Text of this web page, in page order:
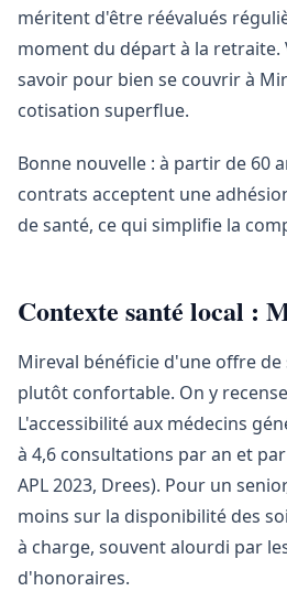
méritent d'être réévalués
moment du départ à la retraite.
savoir pour bien se couvrir à
cotisation superflue.
Bonne nouvelle : à partir de 60
contrats acceptent une
de santé, ce qui simplifie la
Contexte santé local :
Mireval bénéficie d'une offre
plutôt confortable. On y
L'accessibilité aux médecins
à 4,6 consultations par an et
APL 2023, Drees). Pour un
moins sur la disponibilité des
à charge, souvent alourdi par
d'honoraires.